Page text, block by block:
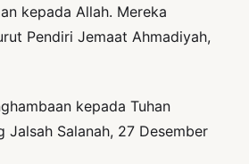
kepada Allah. Mereka
Pendiri Jemaat Ahmadiyah,
kepada Tuhan
Salanah, 27 Desember